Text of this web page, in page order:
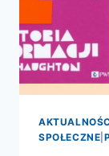
SPOŁECZNE